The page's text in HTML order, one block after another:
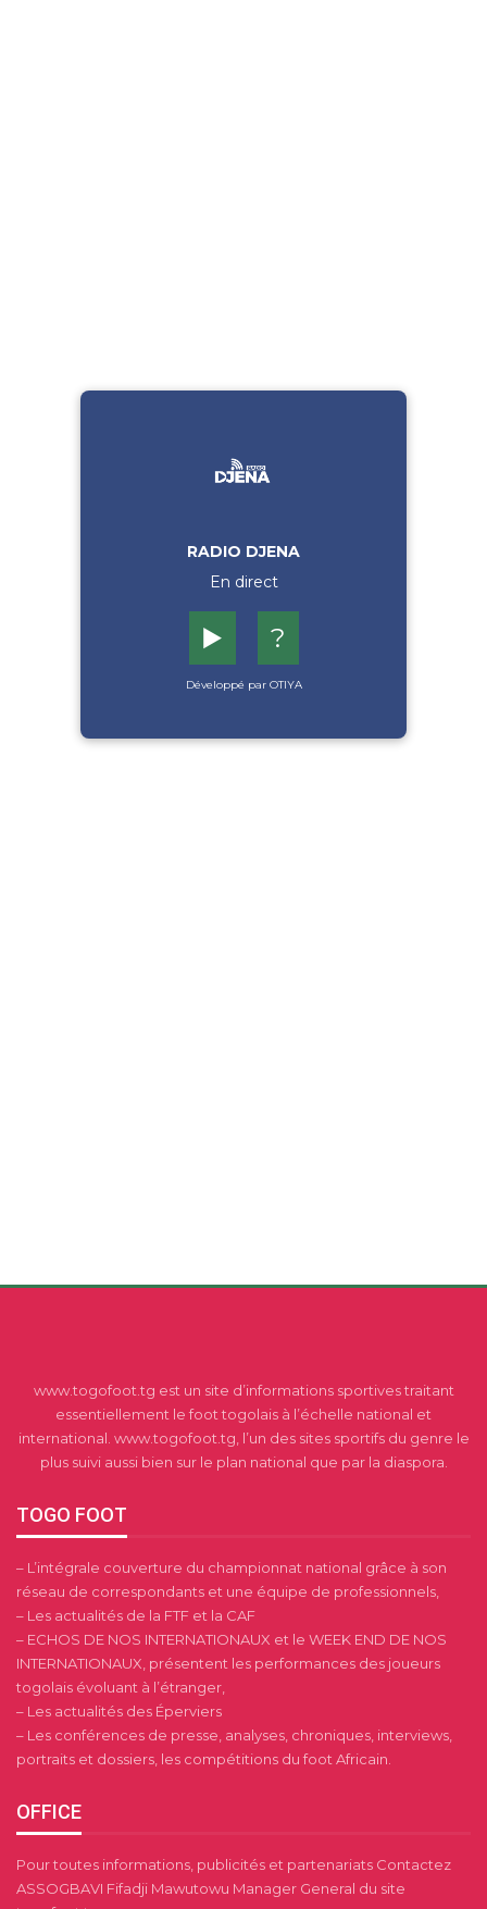
RADIO DJENA
En direct
▶️ ?
Développé par OTIYA
www.togofoot.tg est un site d’informations sportives traitant
essentiellement le foot togolais à l’échelle national et
international. www.togofoot.tg, l’un des sites sportifs du genre le
plus suivi aussi bien sur le plan national que par la diaspora.
TOGO FOOT
– L’intégrale couverture du championnat national grâce à son
réseau de correspondants et une équipe de professionnels,
– Les actualités de la FTF et la CAF
– ECHOS DE NOS INTERNATIONAUX et le WEEK END DE NOS
INTERNATIONAUX, présentent les performances des joueurs
togolais évoluant à l’étranger,
– Les actualités des Éperviers
– Les conférences de presse, analyses, chroniques, interviews,
portraits et dossiers, les compétitions du foot Africain.
OFFICE
Pour toutes informations, publicités et partenariats Contactez
ASSOGBAVI Fifadji Mawutowu Manager General du site